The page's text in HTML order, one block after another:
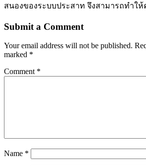
สนองของระบบประสาท จึงสามารถทำใ
Submit a Comment
Your email address will not be published.
marked *
Comment *
Name *